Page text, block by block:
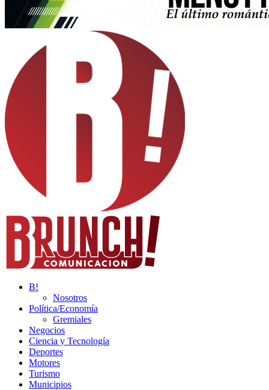
B!
Nosotros
Política/Economía
Gremiales
Negocios
Ciencia y Tecnología
Deportes
Motores
Turismo
Municipios